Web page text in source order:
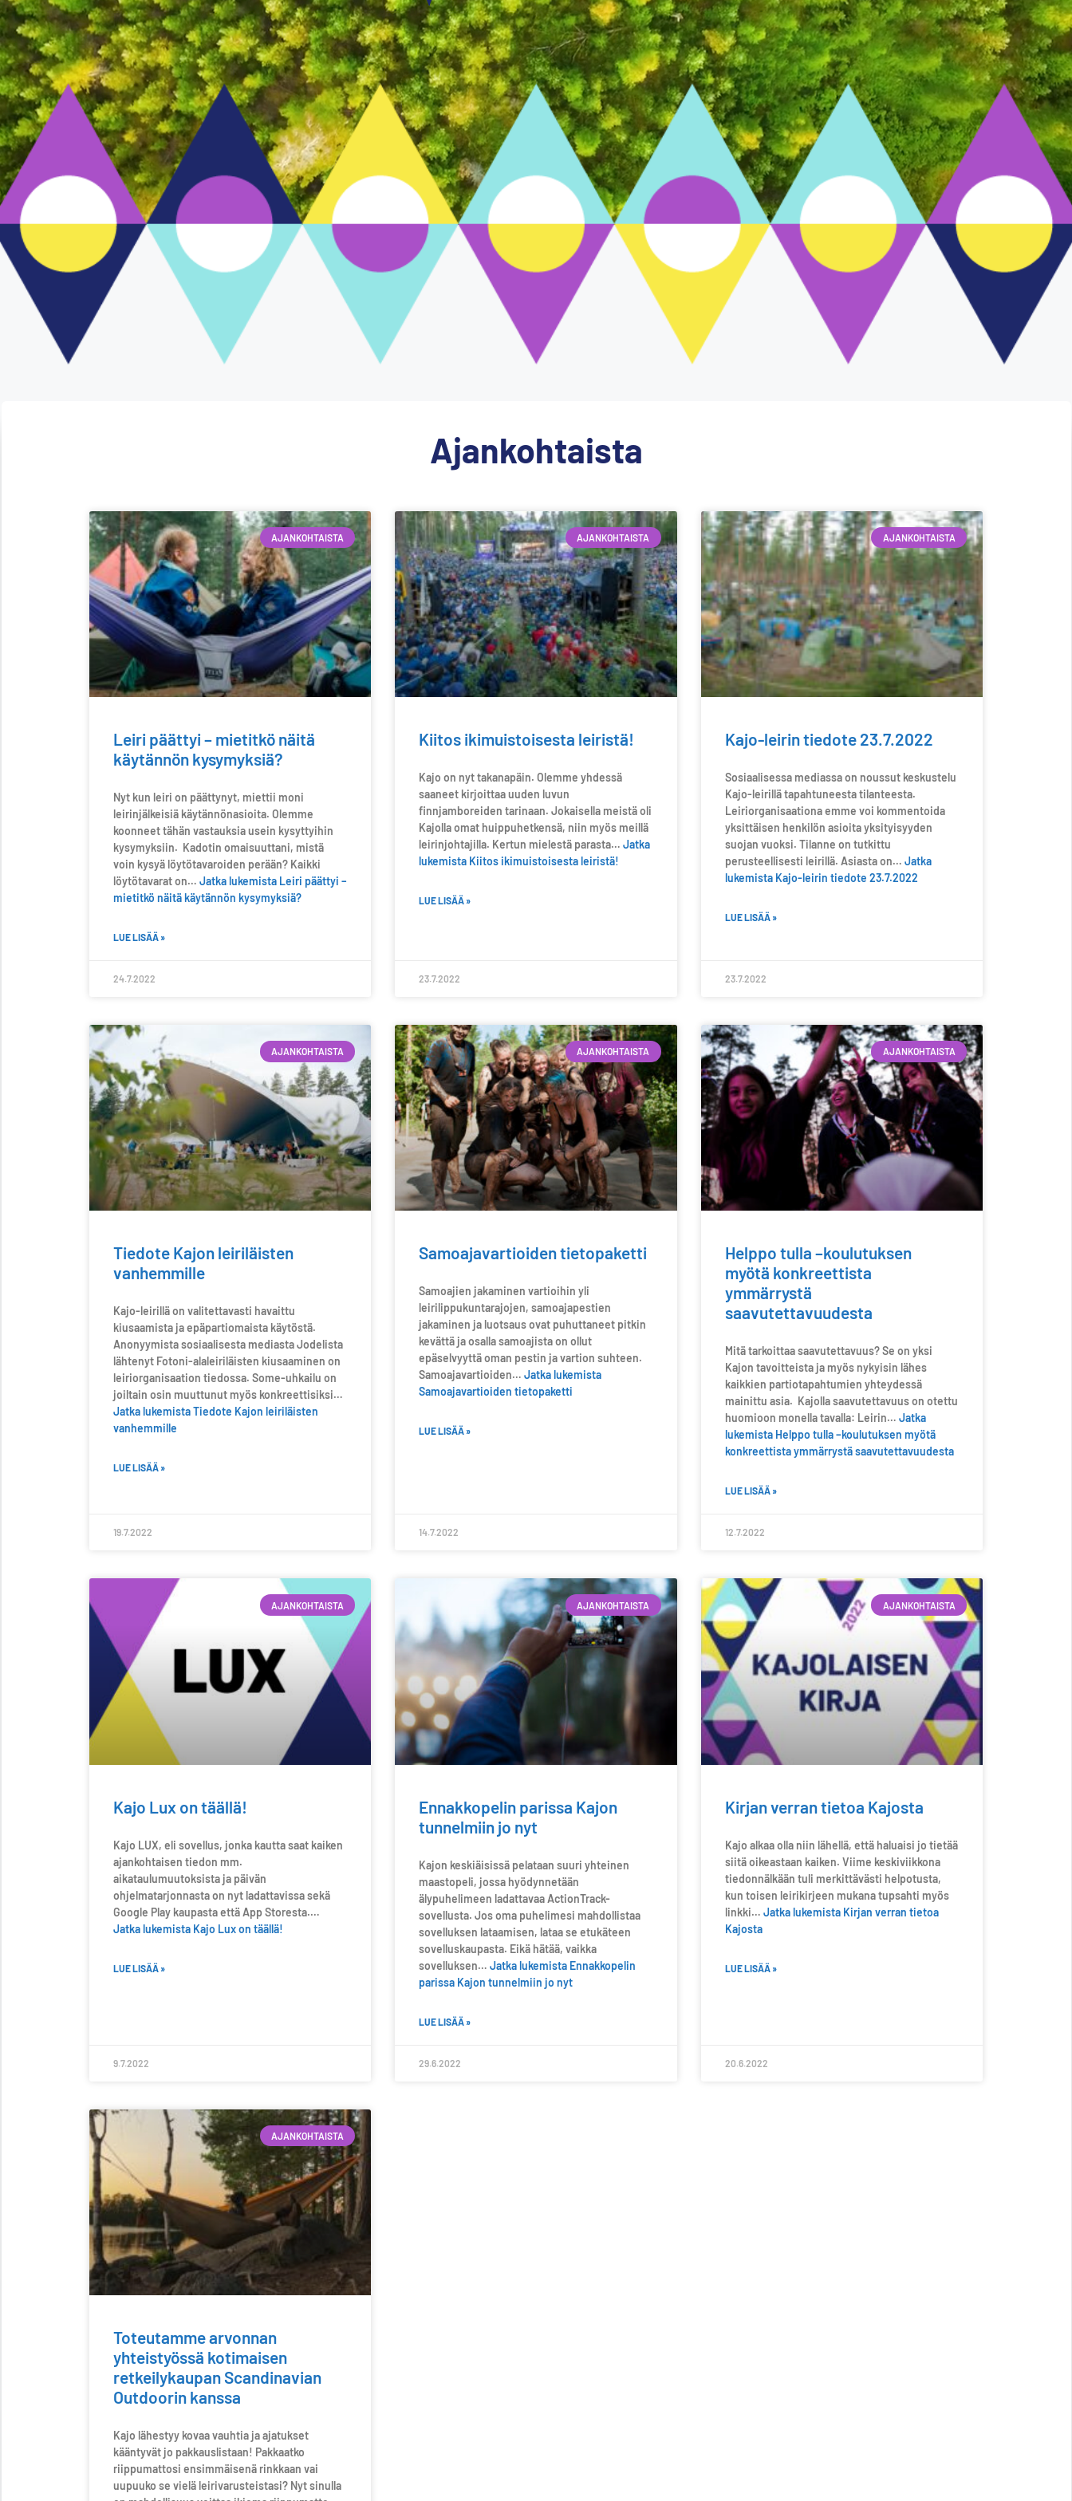
Ajankohtaista
AJANKOHTAISTA
Leiri päättyi – mietitkö näitä
käytännön kysymyksiä?
Nyt kun leiri on päättynyt, miettii moni
leirinjälkeisiä käytännönasioita. Olemme
koonneet tähän vastauksia usein kysyttyihin
kysymyksiin. Kadotin omaisuuttani, mistä
voin kysyä löytötavaroiden perään? Kaikki
löytötavarat on… Jatka lukemista Leiri päättyi –
mietitkö näitä käytännön kysymyksiä?
LUE LISÄÄ »
24.7.2022
AJANKOHTAISTA
Kiitos ikimuistoisesta leiristä!
Kajo on nyt takanapäin. Olemme yhdessä
saaneet kirjoittaa uuden luvun
finnjamboreiden tarinaan. Jokaisella meistä oli
Kajolla omat huippuhetkensä, niin myös meillä
leirinjohtajilla. Kertun mielestä parasta…Jatka
lukemista Kiitos ikimuistoisesta leiristä!
LUE LISÄÄ »
23.7.2022
AJANKOHTAISTA
Kajo-leirin tiedote 23.7.2022
Sosiaalisessa mediassa on noussut keskustelu
Kajo-leirillä tapahtuneesta tilanteesta.
Leiriorganisaationa emme voi kommentoida
yksittäisen henkilön asioita yksityisyyden
suojan vuoksi. Tilanne on tutkittu
perusteellisesti leirillä. Asiasta on… Jatka
lukemistaKajo-leirin tiedote 23.7.2022
LUE LISÄÄ »
23.7.2022
AJANKOHTAISTA
Tiedote Kajon leiriläisten
vanhemmille
Kajo-leirillä on valitettavasti havaittu
kiusaamista ja epäpartiomaista käytöstä.
Anonyymista sosiaalisesta mediasta Jodelista
lähtenyt Fotoni-alaleiriläisten kiusaaminen on
leiriorganisaation tiedossa. Some-uhkailu on
joiltain osin muuttunut myös konkreettisiksi…
Jatka lukemistaTiedote Kajon leiriläisten
vanhemmille
LUE LISÄÄ »
19.7.2022
AJANKOHTAISTA
Samoajavartioiden tietopaketti
Samoajien jakaminen vartioihin yli
leirilippukuntarajojen, samoajapestien
jakaminen ja luotsaus ovat puhuttaneet pitkin
kevättä ja osalla samoajista on ollut
epäselvyyttä oman pestin ja vartion suhteen.
Samoajavartioiden…Jatka lukemista
Samoajavartioiden tietopaketti
LUE LISÄÄ »
14.7.2022
AJANKOHTAISTA
Helppo tulla –koulutuksen
myötä konkreettista
ymmärrystä
saavutettavuudesta
Mitä tarkoittaa saavutettavuus? Se on yksi
Kajon tavoitteista ja myös nykyisin lähes
kaikkien partiotapahtumien yhteydessä
mainittu asia. Kajolla saavutettavuus on otettu
huomioon monella tavalla: Leirin… Jatka
lukemistaHelppo tulla –koulutuksen myötä
konkreettista ymmärrystä saavutettavuudesta
LUE LISÄÄ »
12.7.2022
AJANKOHTAISTA
Kajo Lux on täällä!
Kajo LUX, eli sovellus, jonka kautta saat kaiken
ajankohtaisen tiedon mm.
aikataulumuutoksista ja päivän
ohjelmatarjonnasta on nyt ladattavissa sekä
Google Play kaupasta että App Storesta.…
Jatka lukemista Kajo Lux on täällä!
LUE LISÄÄ »
9.7.2022
AJANKOHTAISTA
Ennakkopelin parissa Kajon
tunnelmiin jo nyt
Kajon keskiäisissä pelataan suuri yhteinen
maastopeli, jossa hyödynnetään
älypuhelimeen ladattavaa ActionTrack-
sovellusta. Jos oma puhelimesi mahdollistaa
sovelluksen lataamisen, lataa se etukäteen
sovelluskaupasta. Eikä hätää, vaikka
sovelluksen…Jatka lukemista Ennakkopelin
parissa Kajon tunnelmiin jo nyt
LUE LISÄÄ »
29.6.2022
AJANKOHTAISTA
Kirjan verran tietoa Kajosta
Kajo alkaa olla niin lähellä, että haluaisi jo tietää
siitä oikeastaan kaiken. Viime keskiviikkona
tiedonnälkään tuli merkittävästi helpotusta,
kun toisen leirikirjeen mukana tupsahti myös
linkki… Jatka lukemistaKirjan verran tietoa
Kajosta
LUE LISÄÄ »
20.6.2022
AJANKOHTAISTA
Toteutamme arvonnan
yhteistyössä kotimaisen
retkeilykaupan Scandinavian
Outdoorin kanssa
Kajo lähestyy kovaa vauhtia ja ajatukset
kääntyvät jo pakkauslistaan! Pakkaatko
riippumattosi ensimmäisenä rinkkaan vai
uupuuko se vielä leirivarusteistasi? Nyt sinulla